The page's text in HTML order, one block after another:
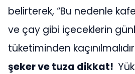
belirterek, “Bu nedenle
ve çay gibi içeceklerin
tüketiminden
şeker ve tuza dikkat!